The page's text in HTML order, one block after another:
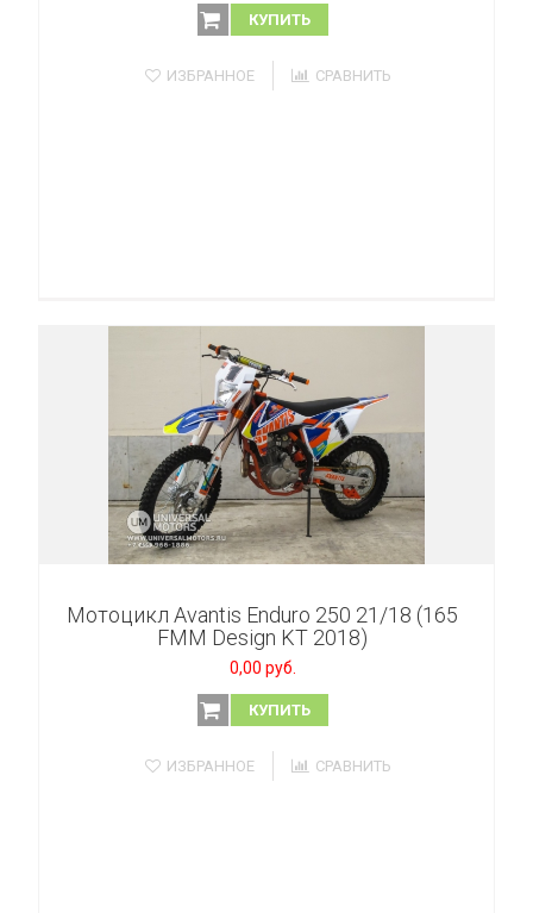
КУПИТЬ
ИЗБРАННОЕ СРАВНИТЬ
Мотоцикл Avantis Enduro 250 21/18 (165
FMM Design KT 2018)
0,00 руб.
КУПИТЬ
ИЗБРАННОЕ СРАВНИТЬ